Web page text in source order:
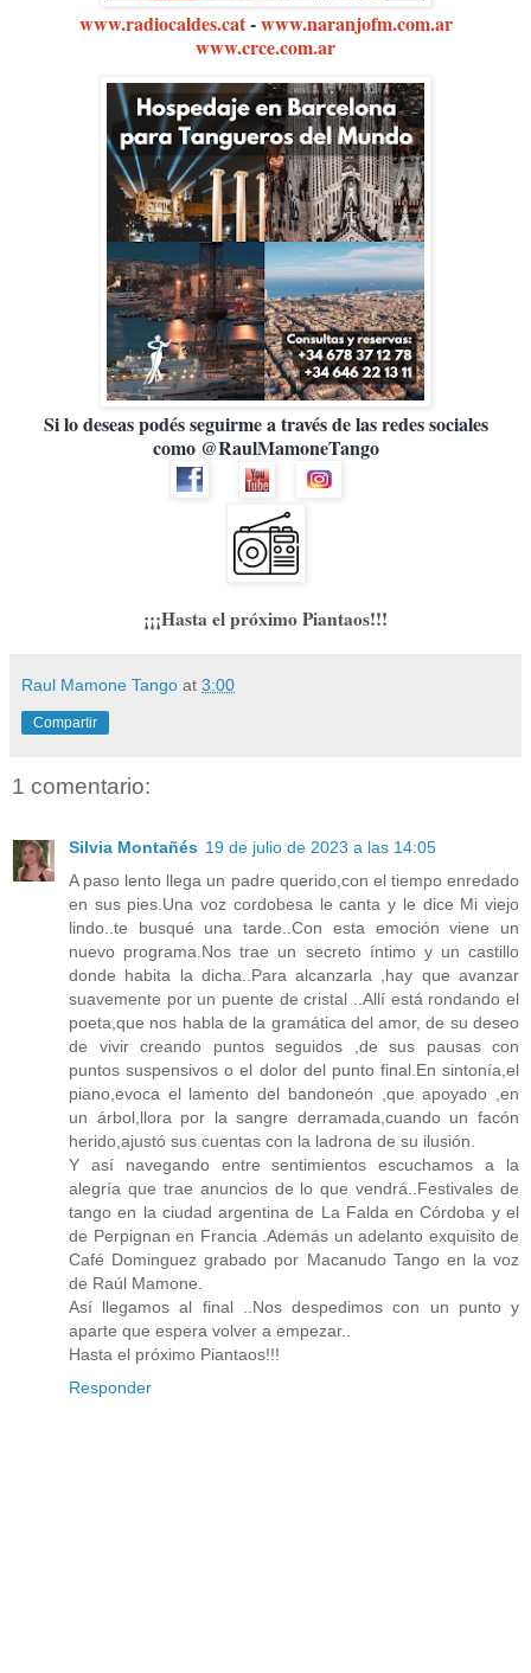
www.radiocaldes.cat-www.naranjofm.com.ar
www.crce.com.ar
Si lo deseas podés seguirme a través de las redes sociales
como @RaulMamoneTango
¡¡¡Hasta el próximo Piantaos!!!
Raul Mamone Tango at 3:00
Compartir
1 comentario:
Silvia Montañés 19 de julio de 2023 a las 14:05
A paso lento llega un padre querido,con el tiempo enredado
en sus pies.Una voz cordobesa le canta y le dice Mi viejo
lindo..te busqué una tarde..Con esta emoción viene un
nuevo programa.Nos trae un secreto íntimo y un castillo
donde habita la dicha..Para alcanzarla ,hay que avanzar
suavemente por un puente de cristal ..Allí está rondando el
poeta,que nos habla de la gramática del amor, de su deseo
de vivir creando puntos seguidos ,de sus pausas con
puntos suspensivos o el dolor del punto final.En sintonía,el
piano,evoca el lamento del bandoneón ,que apoyado ,en
un árbol,llora por la sangre derramada,cuando un facón
herido,ajustó sus cuentas con la ladrona de su ilusión.
Y así navegando entre sentimientos escuchamos a la
alegría que trae anuncios de lo que vendrá..Festivales de
tango en la ciudad argentina de La Falda en Córdoba y el
de Perpignan en Francia .Además un adelanto exquisito de
Café Dominguez grabado por Macanudo Tango en la voz
de Raúl Mamone.
Así llegamos al final ..Nos despedimos con un punto y
aparte que espera volver a empezar..
Hasta el próximo Piantaos!!!
Responder